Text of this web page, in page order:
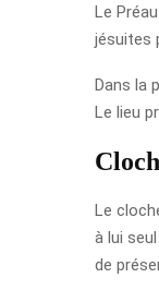
Le
jésuites
Dans la
Le lieu
Le
à lui
de